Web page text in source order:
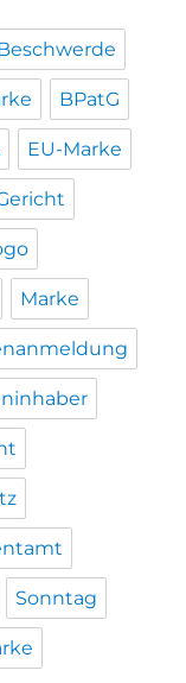
BPatG
EU-Marke
Marke
Sonntag